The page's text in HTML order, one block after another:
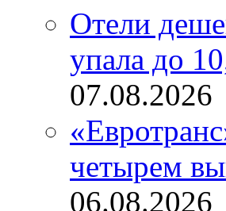
Отели
упала до
четырем